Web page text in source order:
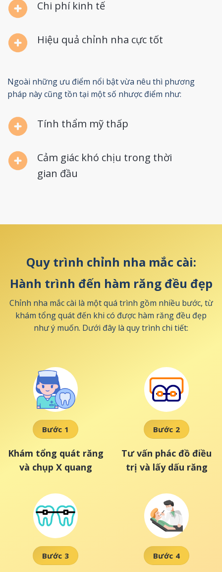
Chi phí kinh tế
Hiệu quả chỉnh nha cực tốt
Ngoài những ưu điểm nổi bật vừa nêu thì phương
pháp này cũng tồn tại một số nhược điểm như:
Tính thẩm mỹ thấp
Cảm giác khó chịu trong thời
gian đầu
Quy trình chỉnh nha mắc cài:
Hành trình đến hàm răng đều đẹp
Chỉnh nha mắc cài là một quá trình gồm nhiều bước, từ
khám tổng quát đến khi có được hàm răng đều đẹp
như ý muốn. Dưới đây là quy trình chi tiết:
Bước 1
Khám tổng quát răng
và chụp X quang
Bước 2
Tư vấn phác đồ điều
trị và lấy dấu răng
Bước 3 Bước 4